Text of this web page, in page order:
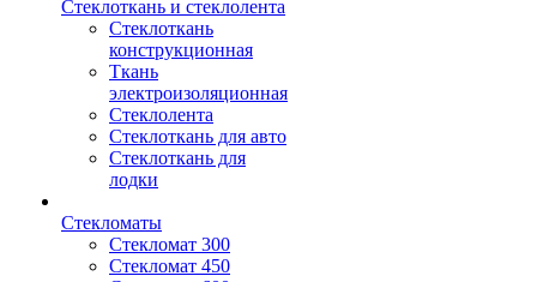
Стеклоткань и стеклолента
Стеклоткань
конструкционная
Ткань
электроизоляционная
Стеклолента
Стеклоткань для авто
Стеклоткань для
лодки
Стекломаты
Стекломат 300
Стекломат 450